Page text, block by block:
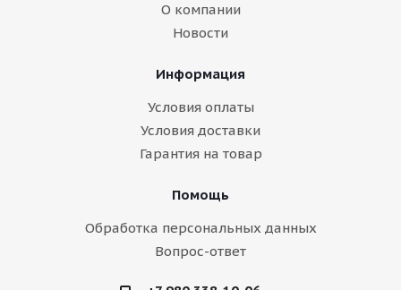
О компании
Новости
Информация
Условия оплаты
Условия доставки
Гарантия на товар
Помощь
Обработка персональных данных
Вопрос-ответ